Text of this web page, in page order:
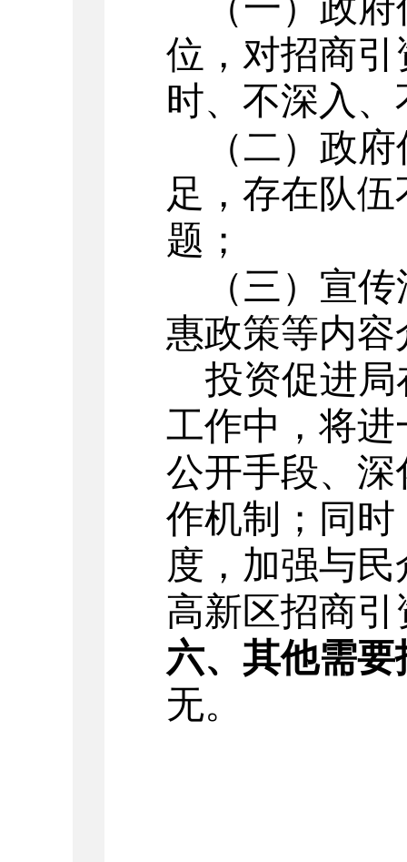
位，对招商
时、不深入
（二）政
足，存在队
题；
（三）宣
惠政策等内
投资促进局
工作中，将
公开手段、
作机制；同
度，加强与
高新区招商
六、其他需
无。